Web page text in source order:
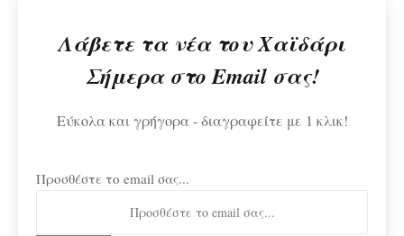
Λάβετε τα νέα του Χαϊδάρι
Σήμερα στο Email σας!
Εύκολα και γρήγορα - διαγραφείτε με 1 κλικ!
Προσθέστε το email σας...